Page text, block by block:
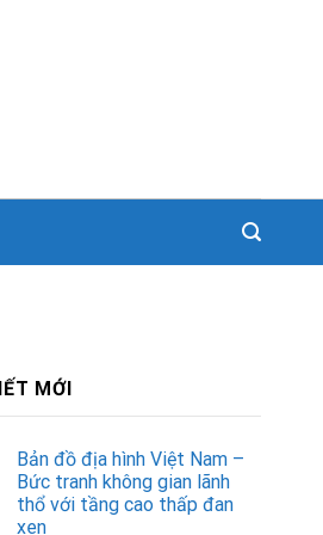
MỚI
Bản đồ địa hình Việt Nam –
Bức tranh không gian lãnh
thổ với tầng cao thấp đan
xen